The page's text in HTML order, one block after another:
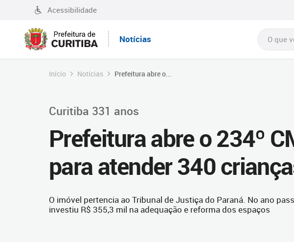
Acessibilidade
Notícias
Início Notícias Prefeitura abre o...
Curitiba 331 anos
Prefeitura abre o 234º
para atender 340
O imóvel pertencia ao Tribunal de Justiça do Paraná. No ano
investiu R$ 355,3 mil na adequação e reforma dos espaços